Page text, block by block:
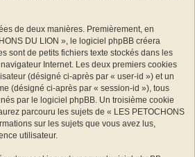
de deux manières. Premièrement, en
DU LION », le logiciel phpBB créera
sont de petits fichiers texte stockés dans les
Internet. Les deux premiers cookies
(désigné ci-après par « user-id ») et un
(désigné ci-après par « session-id »), tous
par le logiciel phpBB. Un troisième cookie
parcouru les sujets de « LES PETOCHONS
sur les sujets que vous avez lus,
utilisateur.